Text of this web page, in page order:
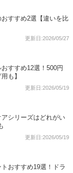
すすめ2選【違いを比
更新日:2026/05/27
すすめ12選！500円
も】
更新日:2026/05/19
アシリーズはどれがい
更新日:2026/05/19
おすすめ19選！ドラ